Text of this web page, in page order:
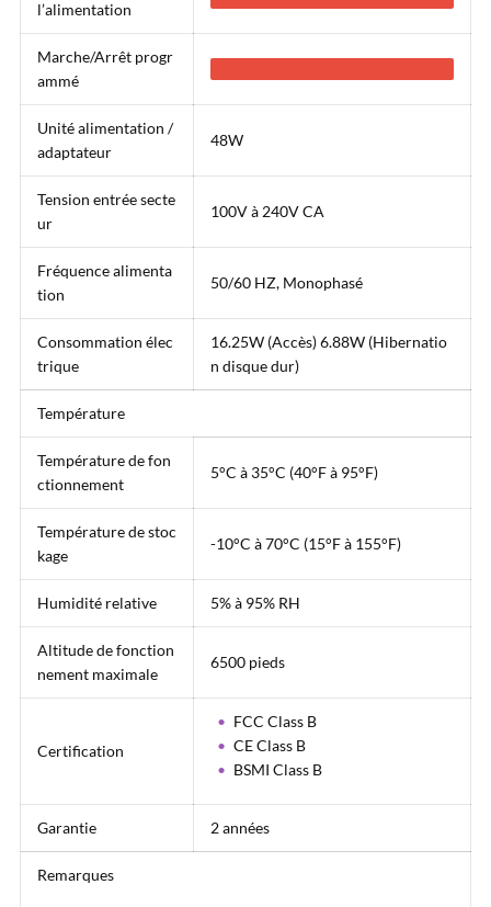
l’alimentation
Marche/Arrêt progr
ammé
Unité alimentation /
adaptateur
48W
Tension entrée secte
ur
100V à 240V CA
Fréquence alimenta
tion
50/60 HZ, Monophasé
Consommation élec
trique
16.25W (Accès) 6.88W (Hibernatio
n disque dur)
Température
Température de fon
ctionnement
5°C à 35°C (40°F à 95°F)
Température de stoc
kage
-10°C à 70°C (15°F à 155°F)
Humidité relative 5% à 95% RH
Altitude de fonction
nement maximale
6500 pieds
Certification
FCC Class B
CE Class B
BSMI Class B
Garantie 2 années
Remarques